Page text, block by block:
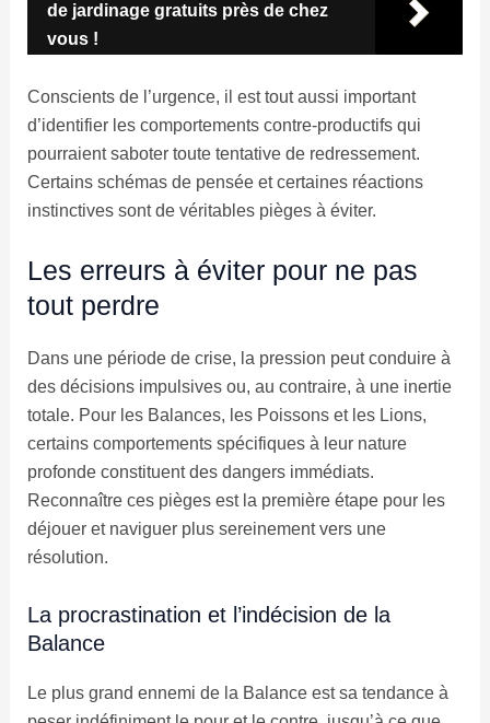
de jardinage gratuits près de chez
vous !
Conscients de l’urgence, il est tout aussi important
d’identifier les comportements contre-productifs qui
pourraient saboter toute tentative de redressement.
Certains schémas de pensée et certaines réactions
instinctives sont de véritables pièges à éviter.
Les erreurs à éviter pour ne pas
tout perdre
Dans une période de crise, la pression peut conduire à
des décisions impulsives ou, au contraire, à une inertie
totale. Pour les Balances, les Poissons et les Lions,
certains comportements spécifiques à leur nature
profonde constituent des dangers immédiats.
Reconnaître ces pièges est la première étape pour les
déjouer et naviguer plus sereinement vers une
résolution.
La procrastination et l’indécision de la
Balance
Le plus grand ennemi de la Balance est sa tendance à